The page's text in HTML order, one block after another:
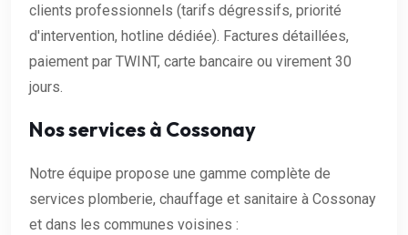
clients professionnels (tarifs dégressifs, priorité
d'intervention, hotline dédiée). Factures détaillées,
paiement par TWINT, carte bancaire ou virement 30
jours.
Nos services à Cossonay
Notre équipe propose une gamme complète de
services plomberie, chauffage et sanitaire à Cossonay
et dans les communes voisines :